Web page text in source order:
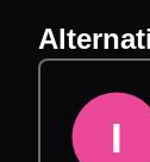
I